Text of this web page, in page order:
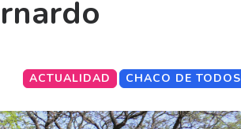
CHACO DE TODOS
ACTUALIDAD